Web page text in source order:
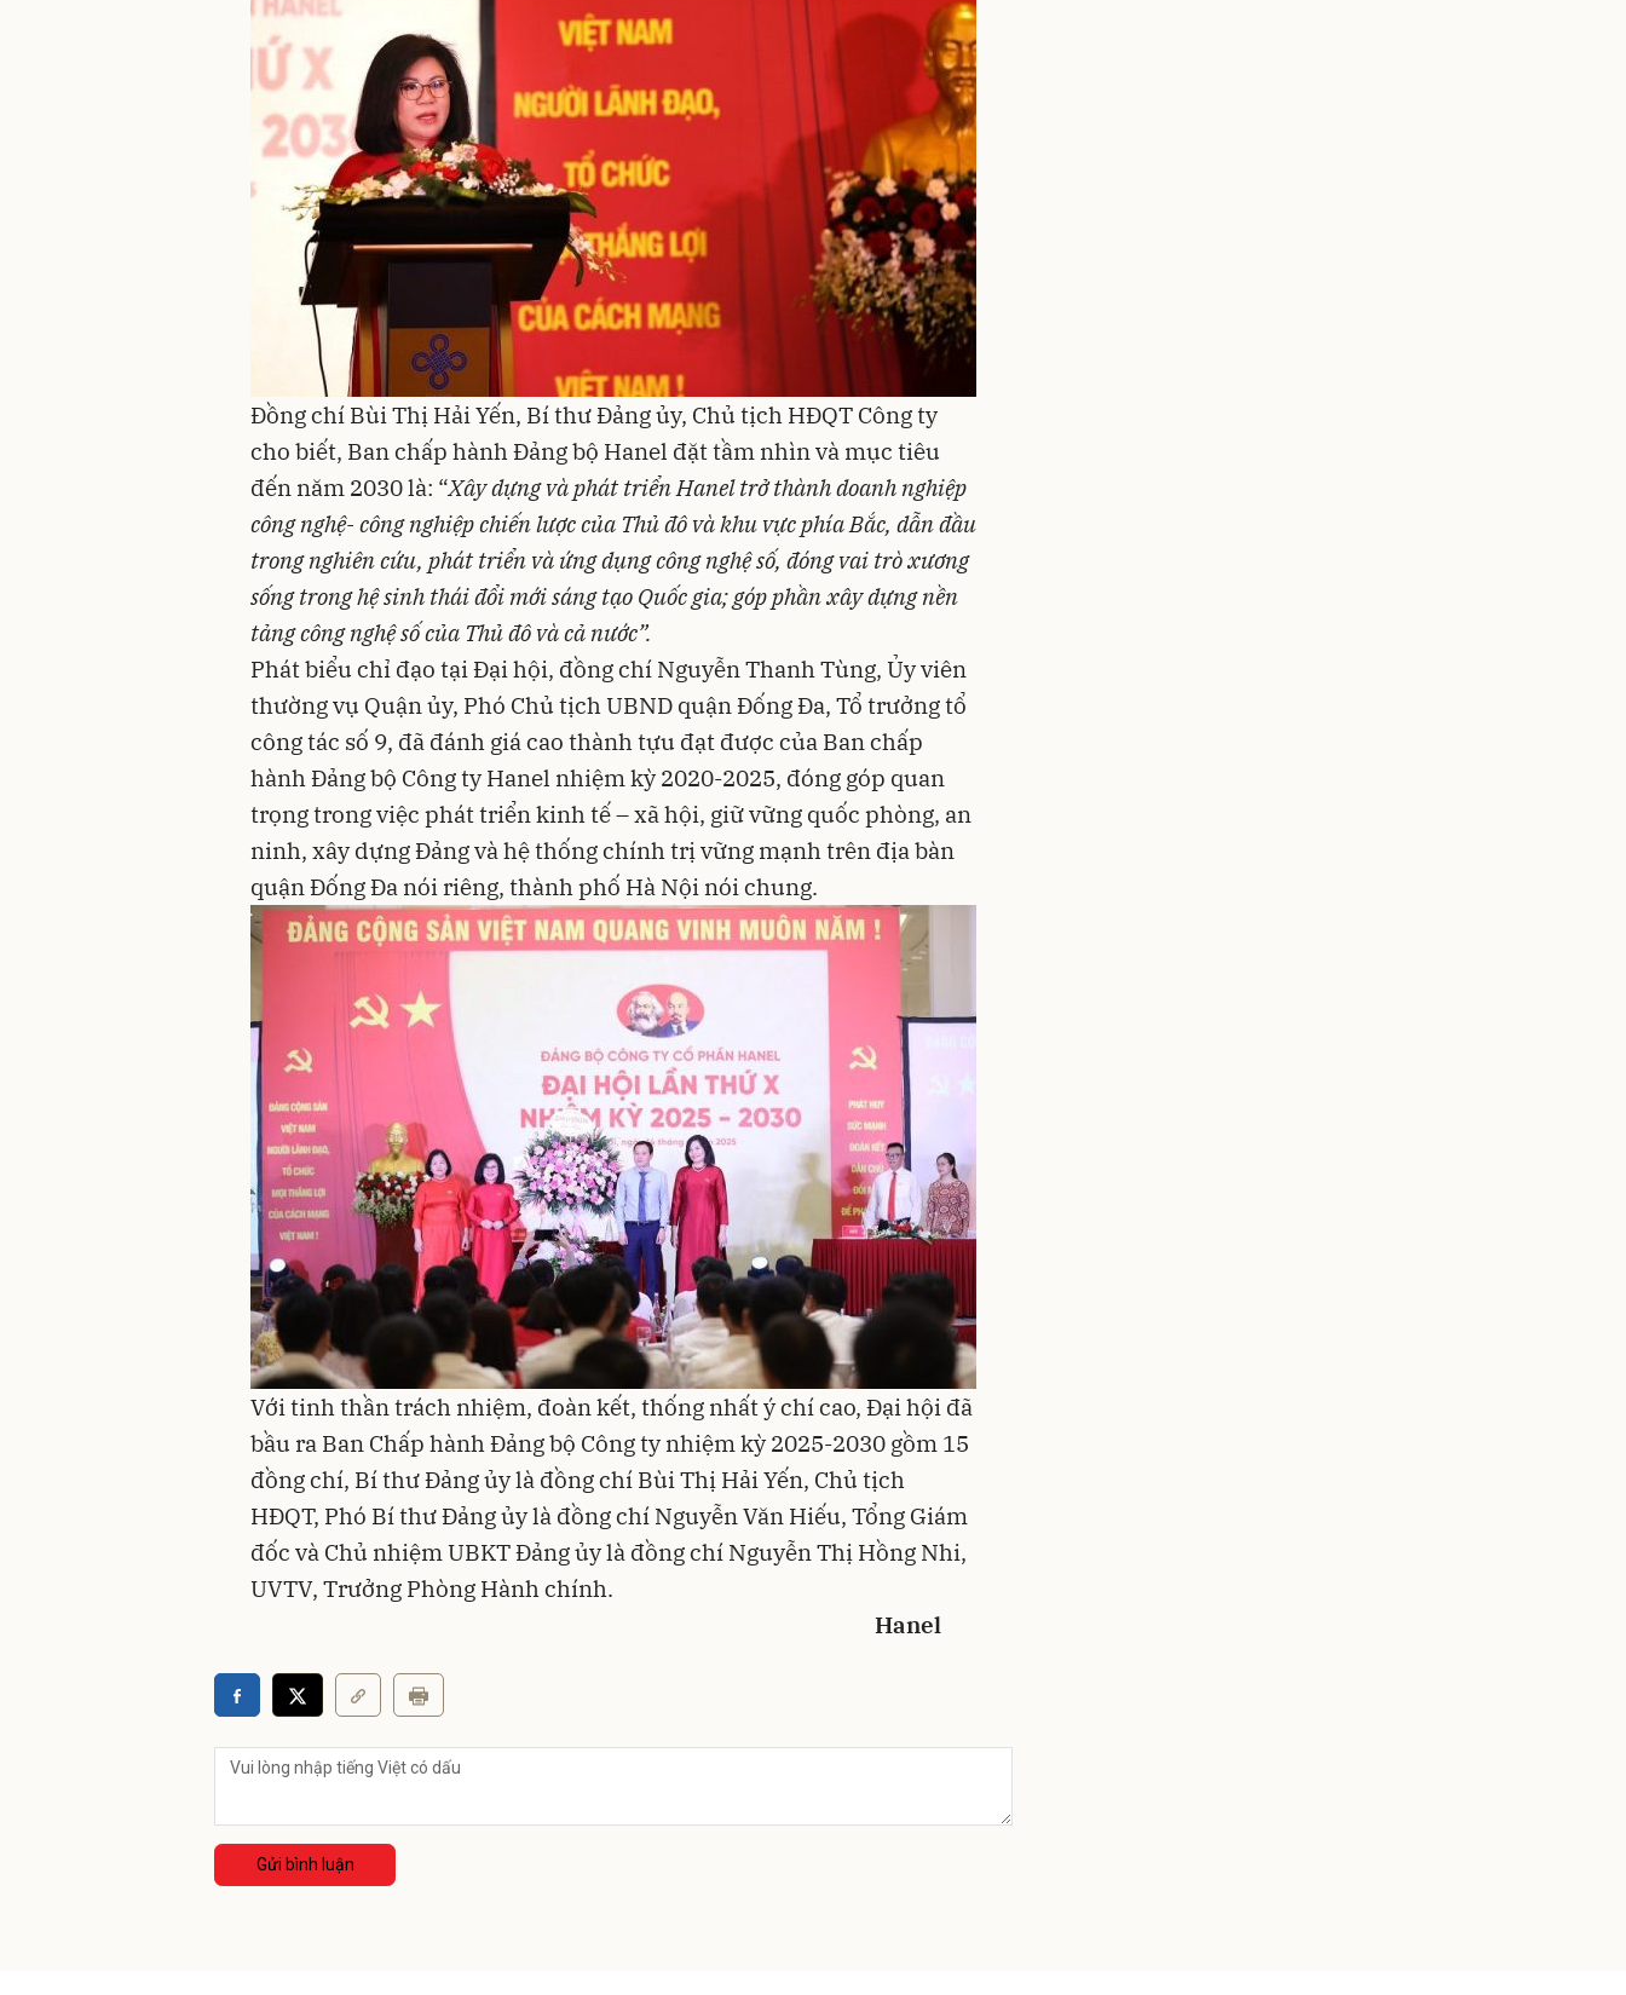
Đồng chí Bùi Thị Hải Yến, Bí thư Đảng ủy, Chủ tịch HĐQT Công ty
cho biết, Ban chấp hành Đảng bộ Hanel đặt tầm nhìn và mục tiêu
đến năm 2030 là: “Xây dựng và phát triển Hanel trở thành doanh nghiệp
công nghệ- công nghiệp chiến lược của Thủ đô và khu vực phía Bắc, dẫn đầu
trong nghiên cứu, phát triển và ứng dụng công nghệ số, đóng vai trò xương
sống trong hệ sinh thái đổi mới sáng tạo Quốc gia; góp phần xây dựng nền
tảng công nghệ số của Thủ đô và cả nước”.
Phát biểu chỉ đạo tại Đại hội, đồng chí Nguyễn Thanh Tùng, Ủy viên
thường vụ Quận ủy, Phó Chủ tịch UBND quận Đống Đa, Tổ trưởng tổ
công tác số 9, đã đánh giá cao thành tựu đạt được của Ban chấp
hành Đảng bộ Công ty Hanel nhiệm kỳ 2020-2025, đóng góp quan
trọng trong việc phát triển kinh tế – xã hội, giữ vững quốc phòng, an
ninh, xây dựng Đảng và hệ thống chính trị vững mạnh trên địa bàn
quận Đống Đa nói riêng, thành phố Hà Nội nói chung.
Với tinh thần trách nhiệm, đoàn kết, thống nhất ý chí cao, Đại hội đã
bầu ra Ban Chấp hành Đảng bộ Công ty nhiệm kỳ 2025-2030 gồm 15
đồng chí, Bí thư Đảng ủy là đồng chí Bùi Thị Hải Yến, Chủ tịch
HĐQT, Phó Bí thư Đảng ủy là đồng chí Nguyễn Văn Hiếu, Tổng Giám
đốc và Chủ nhiệm UBKT Đảng ủy là đồng chí Nguyễn Thị Hồng Nhi,
UVTV, Trưởng Phòng Hành chính.
Hanel
Gửi bình luận